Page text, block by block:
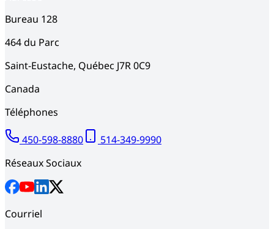
Bureau 128
464du Parc
Saint-Eustache, Québec J7R 0C9
Canada
Téléphones
450-598-8880
514-349-9990
Réseaux Sociaux
Courriel